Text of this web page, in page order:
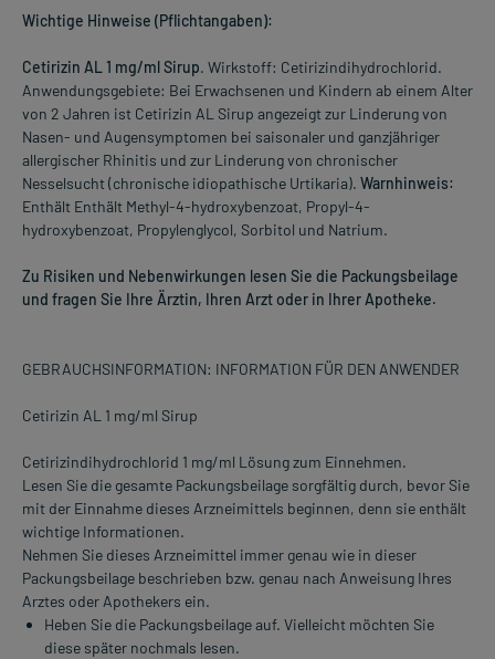
Wichtige Hinweise (Pflichtangaben):
Cetirizin AL 1 mg/ml Sirup. Wirkstoff: Cetirizindihydrochlorid.
Anwendungsgebiete: Bei Erwachsenen und Kindern ab einem Alter
von 2 Jahren ist Cetirizin AL Sirup angezeigt zur Linderung von
Nasen- und Augensymptomen bei saisonaler und ganzjähriger
allergischer Rhinitis und zur Linderung von chronischer
Nesselsucht (chronische idiopathische Urtikaria). Warnhinweis:
Enthält Enthält Methyl-4-hydroxybenzoat, Propyl-4-
hydroxybenzoat, Propylenglycol, Sorbitol und Natrium.
Zu Risiken und Nebenwirkungen lesen Sie die Packungsbeilage
und fragen Sie Ihre Ärztin, Ihren Arzt oder in Ihrer Apotheke.
GEBRAUCHSINFORMATION: INFORMATION FÜR DEN ANWENDER
Cetirizin AL 1 mg/ml Sirup
Cetirizindihydrochlorid 1 mg/ml Lösung zum Einnehmen.
Lesen Sie die gesamte Packungsbeilage sorgfältig durch, bevor Sie
mit der Einnahme dieses Arzneimittels beginnen, denn sie enthält
wichtige Informationen.
Nehmen Sie dieses Arzneimittel immer genau wie in dieser
Packungsbeilage beschrieben bzw. genau nach Anweisung Ihres
Arztes oder Apothekers ein.
Heben Sie die Packungsbeilage auf. Vielleicht möchten Sie
diese später nochmals lesen.